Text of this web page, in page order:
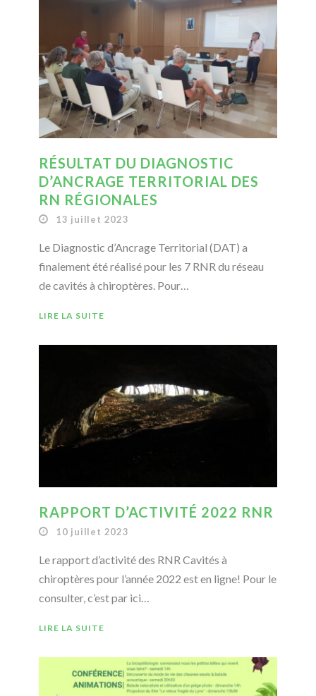
RÉSULTAT DU DIAGNOSTIC
D’ANCRAGE TERRITORIAL DES
RN RÉGIONALES
13 juillet 2023
Le Diagnostic d’Ancrage Territorial (DAT) a
finalement été réalisé pour les 7 RNR du réseau
de cavités à chiroptères. Pour…
LIRE LA SUITE
RAPPORT D’ACTIVITÉ 2022 RNR
10 juillet 2023
Le rapport d’activité des RNR Cavités à
chiroptères pour l’année 2022 est en ligne! Pour le
consulter, c’est par ici…
LIRE LA SUITE